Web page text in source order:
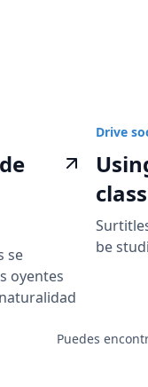
se
oyentes
Drive
be
Puedes